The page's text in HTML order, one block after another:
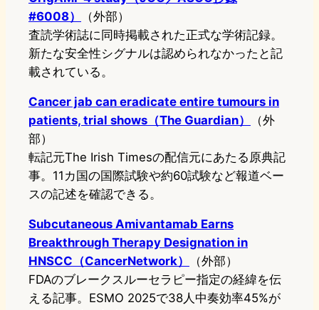
#6008）
（外部）
査読学術誌に同時掲載された正式な学術記録。
新たな安全性シグナルは認められなかったと記
載されている。
Cancer jab can eradicate entire tumours in
patients, trial shows（The Guardian）
（外
部）
転記元The Irish Timesの配信元にあたる原典記
事。11カ国の国際試験や約60試験など報道ベー
スの記述を確認できる。
Subcutaneous Amivantamab Earns
Breakthrough Therapy Designation in
HNSCC（CancerNetwork）
（外部）
FDAのブレークスルーセラピー指定の経緯を伝
える記事。ESMO 2025で38人中奏効率45%が